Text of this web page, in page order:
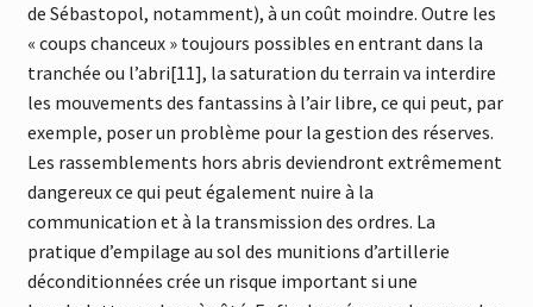
de Sébastopol, notamment), à un coût moindre. Outre les
« coups chanceux » toujours possibles en entrant dans la
tranchée ou l’abri[11], la saturation du terrain va interdire
les mouvements des fantassins à l’air libre, ce qui peut, par
exemple, poser un problème pour la gestion des réserves.
Les rassemblements hors abris deviendront extrêmement
dangereux ce qui peut également nuire à la
communication et à la transmission des ordres. La
pratique d’empilage au sol des munitions d’artillerie
déconditionnées crée un risque important si une